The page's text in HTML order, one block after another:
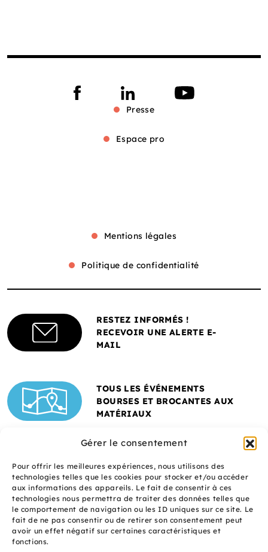
Gérer le consentement
Pour offrir les meilleures expériences, nous utilisons des
technologies telles que les cookies pour stocker et/ou accéder
aux informations des appareils. Le fait de consentir à ces
technologies nous permettra de traiter des données telles que
le comportement de navigation ou les ID uniques sur ce site. Le
fait de ne pas consentir ou de retirer son consentement peut
avoir un effet négatif sur certaines caractéristiques et
fonctions.
Presse
Espace pro
Mentions légales
Politique de confidentialité
RESTEZ INFORMÉS !
RECEVOIR UNE ALERTE E-
MAIL
TOUS LES ÉVÉNEMENTS
BOURSES ET BROCANTES AUX
MATÉRIAUX
Un site réalisé avec